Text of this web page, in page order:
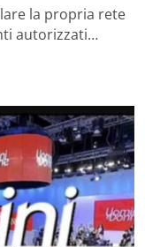
la propria rete
autorizzati…